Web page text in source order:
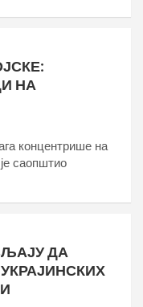
НА
концентрише на
саопштио
ДА